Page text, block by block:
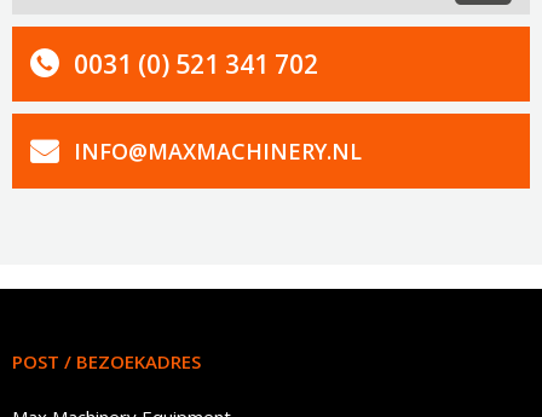
0031 (0) 521 341 702
INFO@MAXMACHINERY.NL
POST / BEZOEKADRES